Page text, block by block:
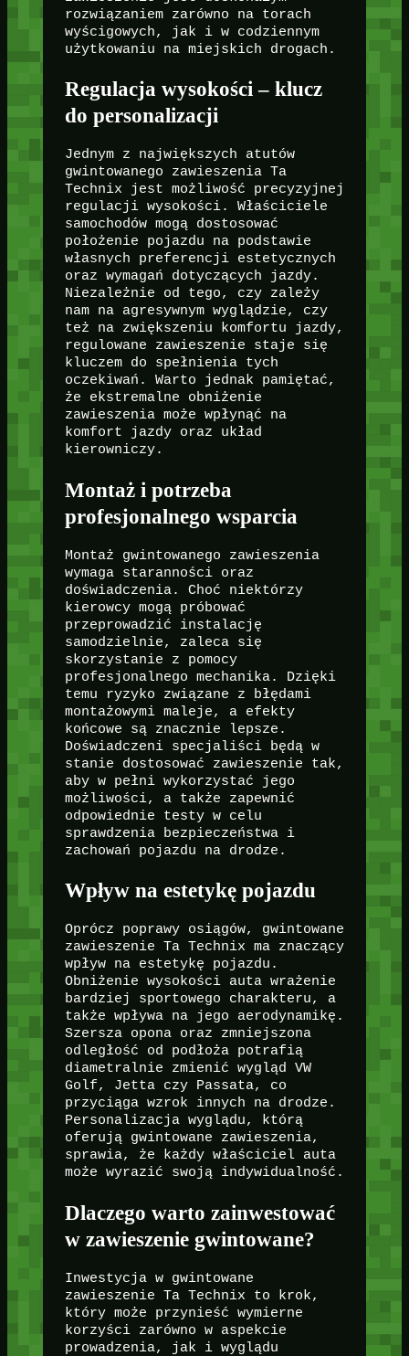
rozwiązaniem zarówno na torach
wyścigowych, jak i w codziennym
użytkowaniu na miejskich drogach.
Regulacja wysokości – klucz
do personalizacji
Jednym z największych atutów
gwintowanego zawieszenia Ta
Technix jest możliwość precyzyjnej
regulacji wysokości. Właściciele
samochodów mogą dostosować
położenie pojazdu na podstawie
własnych preferencji estetycznych
oraz wymagań dotyczących jazdy.
Niezależnie od tego, czy zależy
nam na agresywnym wyglądzie, czy
też na zwiększeniu komfortu jazdy,
regulowane zawieszenie staje się
kluczem do spełnienia tych
oczekiwań. Warto jednak pamiętać,
że ekstremalne obniżenie
zawieszenia może wpłynąć na
komfort jazdy oraz układ
kierowniczy.
Montaż i potrzeba
profesjonalnego wsparcia
Montaż gwintowanego zawieszenia
wymaga staranności oraz
doświadczenia. Choć niektórzy
kierowcy mogą próbować
przeprowadzić instalację
samodzielnie, zaleca się
skorzystanie z pomocy
profesjonalnego mechanika. Dzięki
temu ryzyko związane z błędami
montażowymi maleje, a efekty
końcowe są znacznie lepsze.
Doświadczeni specjaliści będą w
stanie dostosować zawieszenie tak,
aby w pełni wykorzystać jego
możliwości, a także zapewnić
odpowiednie testy w celu
sprawdzenia bezpieczeństwa i
zachowań pojazdu na drodze.
Wpływ na estetykę pojazdu
Oprócz poprawy osiągów, gwintowane
zawieszenie Ta Technix ma znaczący
wpływ na estetykę pojazdu.
Obniżenie wysokości auta wrażenie
bardziej sportowego charakteru, a
także wpływa na jego aerodynamikę.
Szersza opona oraz zmniejszona
odległość od podłoża potrafią
diametralnie zmienić wygląd VW
Golf, Jetta czy Passata, co
przyciąga wzrok innych na drodze.
Personalizacja wyglądu, którą
oferują gwintowane zawieszenia,
sprawia, że każdy właściciel auta
może wyrazić swoją indywidualność.
Dlaczego warto zainwestować
w zawieszenie gwintowane?
Inwestycja w gwintowane
zawieszenie Ta Technix to krok,
który może przynieść wymierne
korzyści zarówno w aspekcie
prowadzenia, jak i wyglądu